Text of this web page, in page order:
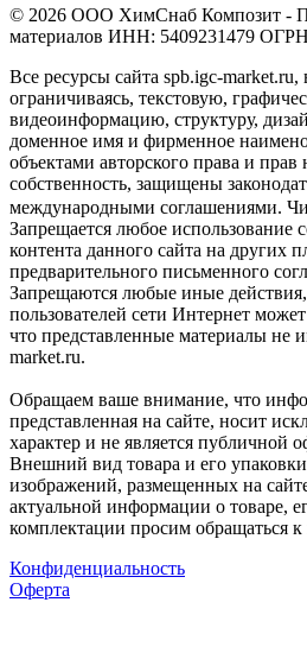
© 2026 ООО ХимСнаб Композит -
материалов ИНН: 5409231479
Все ресурсы сайта spb.igc-
ограничиваясь, текстовую,
видеоинформацию, структуру,
доменное имя и фирменное
объектами авторского права и
собственность, защищены
международными соглашениями.
Запрещается любое использование
контента данного сайта на других
предварительного письменного
Запрещаются любые иные действия,
пользователей сети Интернет
что представленные материалы не
market.ru.
Обращаем ваше внимание, что
представленная на сайте, носит
характер и не является публичной
Внешний вид товара и его
изображений, размещенных на
актуальной информации о товаре,
комплектации просим обращаться
Конфиденциальность
Оферта